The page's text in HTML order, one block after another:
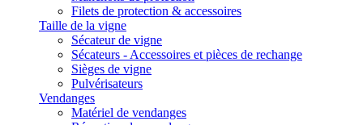
Filets de protection & accessoires
Taille de la vigne
Sécateur de vigne
Sécateurs - Accessoires et pièces de rechange
Sièges de vigne
Pulvérisateurs
Vendanges
Matériel de vendanges